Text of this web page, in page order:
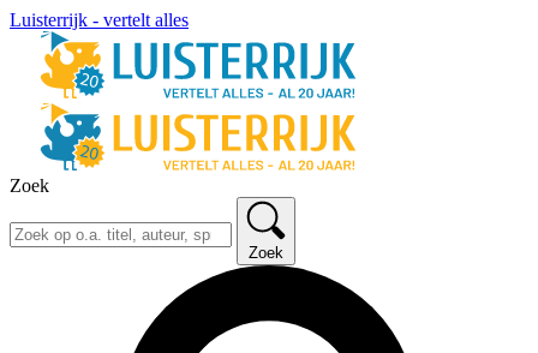
Luisterrijk - vertelt alles
Zoek
Zoek